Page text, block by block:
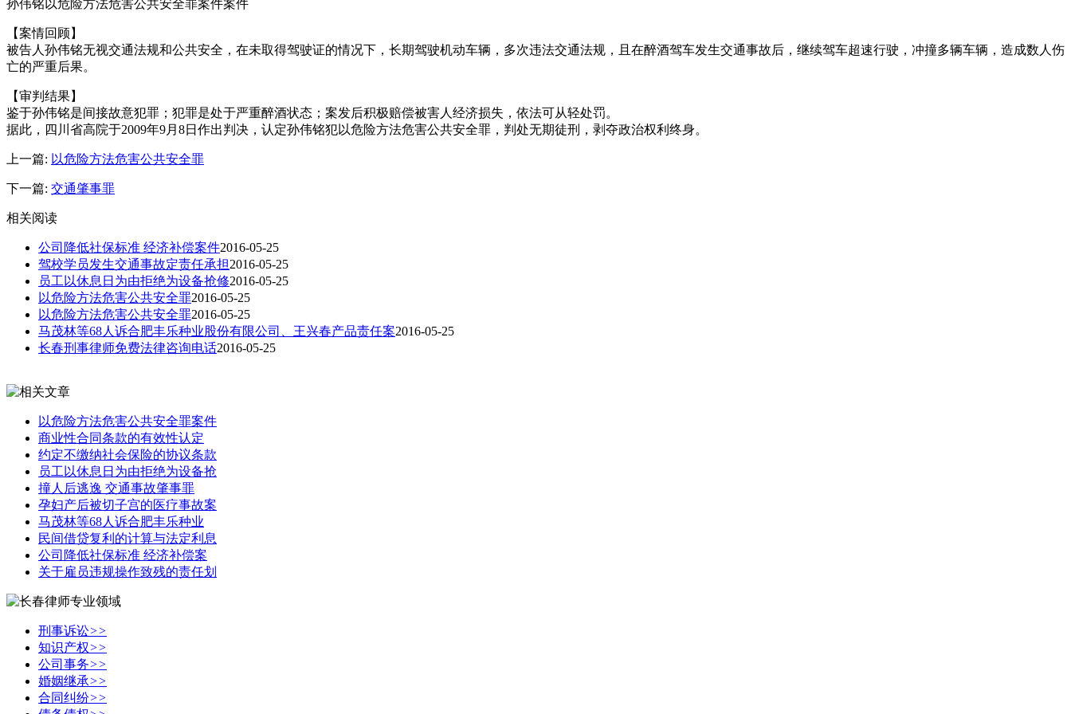
孙伟铭以危险方法危害公共安全罪案件案件
【案情回顾】
被告人孙伟铭无视交通法规和公共安全，在未取得驾驶证的情况下，长期驾驶机动车辆，多次违法交通法规，且在醉酒驾车发生交通事故后，继续驾车超速行驶，冲撞多辆车辆，造成数人伤
亡的严重后果。
【审判结果】
鉴于孙伟铭是间接故意犯罪；犯罪是处于严重醉酒状态；案发后积极赔偿被害人经济损失，依法可从轻处罚。
据此，四川省高院于2009年9月8日作出判决，认定孙伟铭犯以危险方法危害公共安全罪，判处无期徒刑，剥夺政治权利终身。
上一篇: 以危险方法危害公共安全罪
下一篇: 交通肇事罪
相关阅读
公司降低社保标准 经济补偿案件2016-05-25
驾校学员发生交通事故定责任承担2016-05-25
员工以休息日为由拒绝为设备抢修2016-05-25
以危险方法危害公共安全罪2016-05-25
以危险方法危害公共安全罪2016-05-25
马茂林等68人诉合肥丰乐种业股份有限公司、王兴春产品责任案2016-05-25
长春刑事律师免费法律咨询电话2016-05-25
以危险方法危害公共安全罪案件
商业性合同条款的有效性认定
约定不缴纳社会保险的协议条款
员工以休息日为由拒绝为设备抢
撞人后逃逸 交通事故肇事罪
孕妇产后被切子宫的医疗事故案
马茂林等68人诉合肥丰乐种业
民间借贷复利的计算与法定利息
公司降低社保标准 经济补偿案
关于雇员违规操作致残的责任划
刑事诉讼>>
知识产权>>
公司事务>>
婚姻继承>>
合同纠纷>>